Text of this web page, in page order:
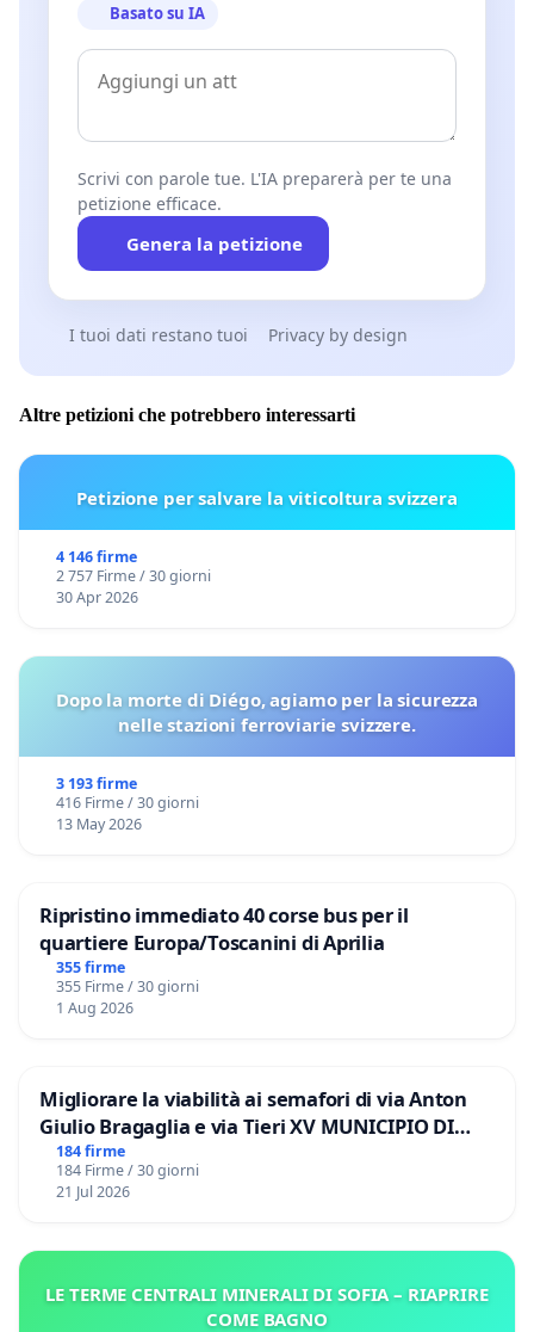
Basato su IA
Scrivi con parole tue. L'IA preparerà per te una
petizione efficace.
Genera la petizione
I tuoi dati restano tuoi Privacy by design
Altre petizioni che potrebbero interessarti
Petizione per salvare la viticoltura svizzera
4 146 firme
2 757 Firme / 30 giorni
30 Apr 2026
Dopo la morte di Diégo, agiamo per la sicurezza
nelle stazioni ferroviarie svizzere.
3 193 firme
416 Firme / 30 giorni
13 May 2026
Ripristino immediato 40 corse bus per il
quartiere Europa/Toscanini di Aprilia
355 firme
355 Firme / 30 giorni
1 Aug 2026
Migliorare la viabilità ai semafori di via Anton
Giulio Bragaglia e via Tieri XV MUNICIPIO DI
ROMA
184 firme
184 Firme / 30 giorni
21 Jul 2026
LE TERME CENTRALI MINERALI DI SOFIA – RIAPRIRE
COME BAGNO